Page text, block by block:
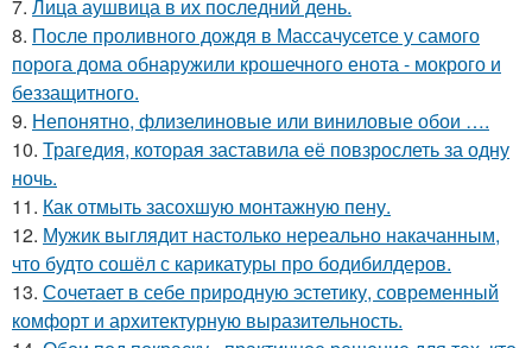
7. Лица аушвица в их последний день.
8. После проливного дождя в Массачусетсе у самого
порога дома обнаружили крошечного енота - мокрого и
беззащитного.
9. Непонятно, флизелиновые или виниловые обои ….
10. Трагедия, которая заставила её повзрослеть за одну
ночь.
11. Как отмыть засохшую монтажную пену.
12. Мужик выглядит настолько нереально накачанным,
что будто сошёл с карикатуры про бодибилдеров.
13. Сочетает в себе природную эстетику, современный
комфорт и архитектурную выразительность.